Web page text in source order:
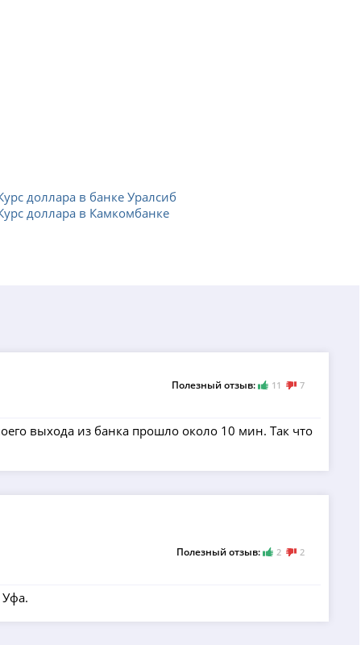
доллара в банке Уралсиб
доллара в Камкомбанке
Полезный отзыв: 11 7
выхода из банка прошло около 10 мин. Так что
Полезный отзыв: 2 2
Уфа.